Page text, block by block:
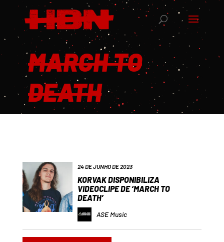
MARCH TO
DEATH
24 DE JUNHO DE 2023
KORVAK DISPONIBILIZA
VIDEOCLIPE DE ‘MARCH TO
DEATH’
ASE Music